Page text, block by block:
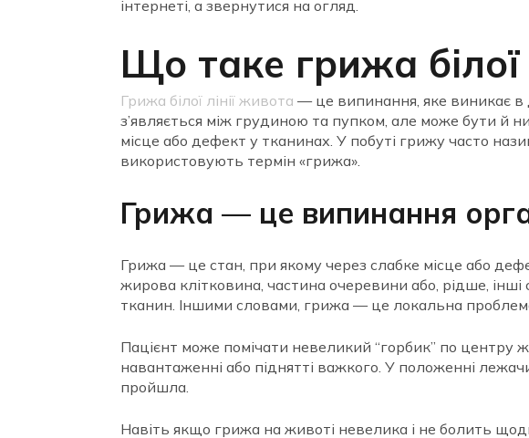
інтернеті, а звернутися на огляд.
Що таке грижа білої
Грижа білої лінії живота — це випинання, яке виникає в
з’являється між грудиною та пупком, але може бути й
місце або дефект у тканинах. У побуті грижу часто
використовують термін «грижа».
Грижа — це випинання
Грижа — це стан, при якому через слабке місце або
жирова клітковина, частина очеревини або, рідше,
тканин. Іншими словами, грижа — це локальна
Пацієнт може помічати невеликий “горбик” по центру
навантаженні або піднятті важкого. У положенні
пройшла.
Навіть якщо грижа на животі невелика і не болить